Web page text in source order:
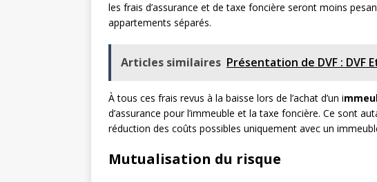
les frais d’assurance et de taxe foncière seront moins
appartements séparés.
Articles similaires Présentation de DVF : DVF
À tous ces frais revus à la baisse lors de l’achat d’un i
d’assurance pour l’immeuble et la taxe foncière. Ce sont
réduction des coûts possibles uniquement avec un
Mutualisation du risque